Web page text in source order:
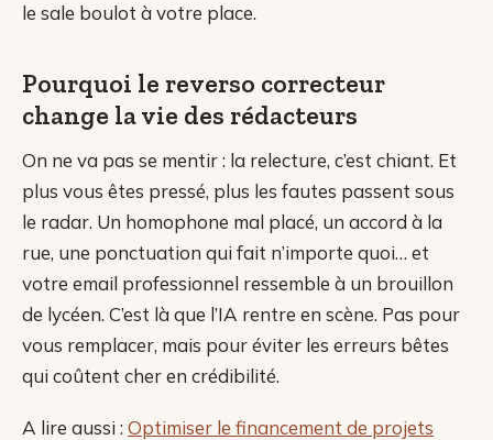
le sale boulot à votre place.
Pourquoi le reverso correcteur
change la vie des rédacteurs
On ne va pas se mentir : la relecture, c’est chiant. Et
plus vous êtes pressé, plus les fautes passent sous
le radar. Un homophone mal placé, un accord à la
rue, une ponctuation qui fait n’importe quoi… et
votre email professionnel ressemble à un brouillon
de lycéen. C’est là que l’IA rentre en scène. Pas pour
vous remplacer, mais pour éviter les erreurs bêtes
qui coûtent cher en crédibilité.
A lire aussi :Optimiser le financement de projets